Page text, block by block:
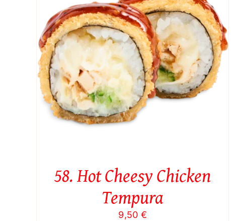
58. Hot Cheesy Chicken
Tempura
9,50 €
Į KREPŠELĮ / QUICK VIEW